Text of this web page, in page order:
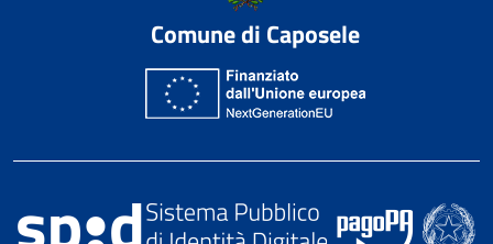
Comune di Caposele